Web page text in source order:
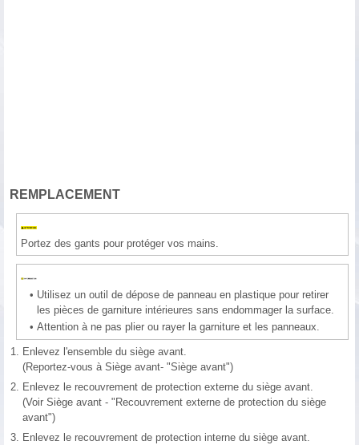
REMPLACEMENT
Portez des gants pour protéger vos mains.
• Utilisez un outil de dépose de panneau en plastique pour retirer
les pièces de garniture intérieures sans endommager la surface.
• Attention à ne pas plier ou rayer la garniture et les panneaux.
1. Enlevez l'ensemble du siège avant.
(Reportez-vous à Siège avant- "Siège avant")
2. Enlevez le recouvrement de protection externe du siège avant.
(Voir Siège avant - "Recouvrement externe de protection du siège
avant")
3. Enlevez le recouvrement de protection interne du siège avant.